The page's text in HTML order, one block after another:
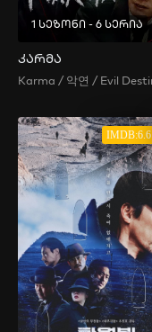
1 სეზონი - 6 სერია
კარმა
IMDB:6.6